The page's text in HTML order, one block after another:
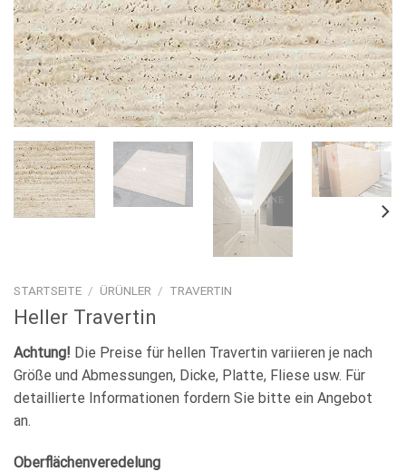
STARTSEITE / ÜRÜNLER / TRAVERTIN
Heller Travertin
Achtung! Die Preise für hellen Travertin variieren je nach
Größe und Abmessungen, Dicke, Platte, Fliese usw. Für
detaillierte Informationen fordern Sie bitte ein Angebot
an.
Oberflächenveredelung